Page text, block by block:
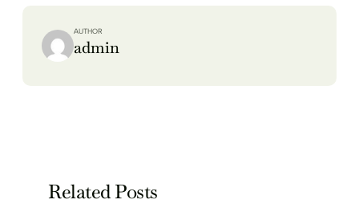
AUTHOR
admin
Related Posts